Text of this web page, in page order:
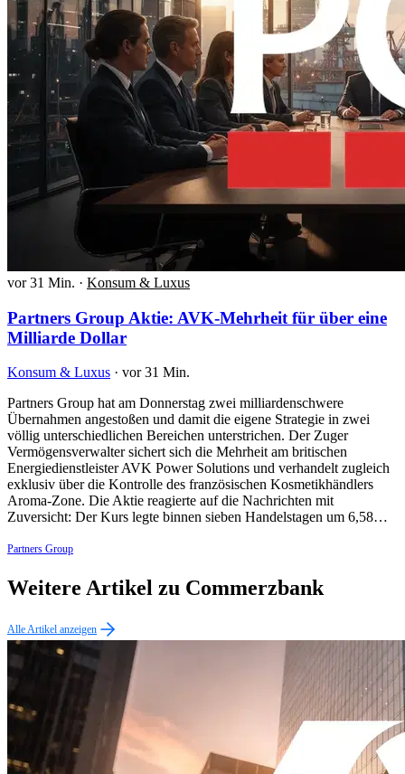
vor 31 Min. · Konsum & Luxus
Partners Group Aktie: AVK-Mehrheit für über eine
Milliarde Dollar
Konsum & Luxus · vor 31 Min.
Partners Group hat am Donnerstag zwei milliardenschwere
Übernahmen angestoßen und damit die eigene Strategie in zwei
völlig unterschiedlichen Bereichen unterstrichen. Der Zuger
Vermögensverwalter sichert sich die Mehrheit am britischen
Energiedienstleister AVK Power Solutions und verhandelt zugleich
exklusiv über die Kontrolle des französischen Kosmetikhändlers
Aroma-Zone. Die Aktie reagierte auf die Nachrichten mit
Zuversicht: Der Kurs legte binnen sieben Handelstagen um 6,58…
Partners Group
Weitere Artikel zu Commerzbank
Alle Artikel anzeigen